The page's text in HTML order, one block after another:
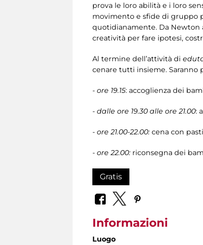
prova le loro abilità e i loro
movimento e sfide di gruppo
quotidianamente. Da Newton
creatività per fare ipotesi,
Al termine dell’attività di
cenare tutti insieme. Saranno
- ore 19.15: accoglienza dei
- dalle ore 19.30 alle ore 21.00:
- ore 21.00-22.00: cena con
- ore 22.00: riconsegna dei
Gratis
Informazioni
Luogo